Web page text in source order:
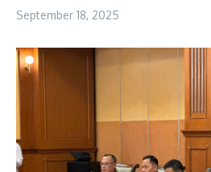
September 18, 2025